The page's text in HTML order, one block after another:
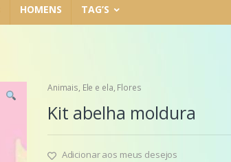
HOMENS TAG’S
Animais, Ele e ela, Flores
Kit abelha moldura
Adicionar aos meus desejos